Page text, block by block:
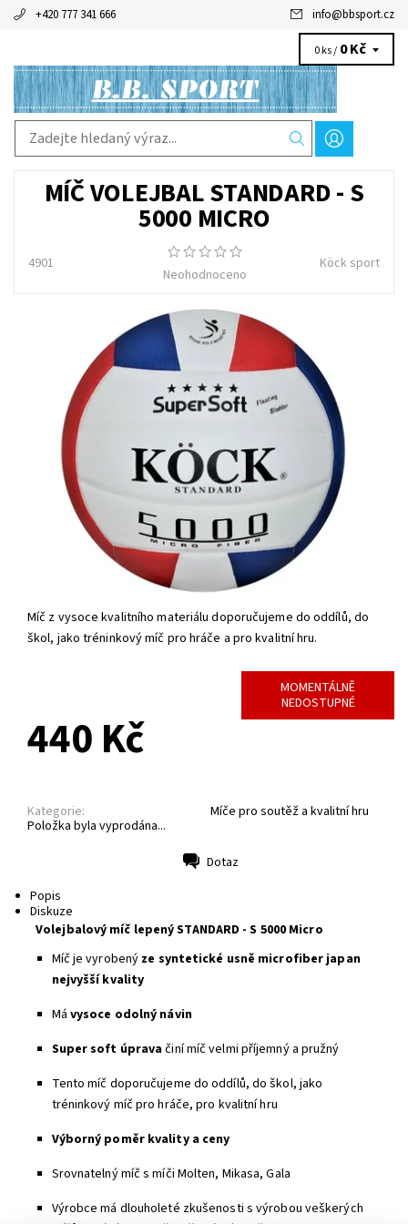
+420 777 341 666 info@bbsport.cz
0 ks / 0 Kč
MÍČ VOLEJBAL STANDARD - S
5000 MICRO
4901
Neohodnoceno
Köck sport
Míč z vysoce kvalitního materiálu doporučujeme do oddílů, do
škol, jako tréninkový míč pro hráče a pro kvalitní hru.
MOMENTÁLNĚ
NEDOSTUPNÉ
440 Kč
Kategorie:
Míče pro soutěž a kvalitní hru
Položka byla vyprodána...
Dotaz
Popis
Diskuze
Volejbalový míč lepený STANDARD - S 5000 Micro
Míč je vyrobený ze syntetické usně microfiber japan
nejvyšší kvality
Má vysoce odolný návin
Super soft úpravačiní míč velmi příjemný a pružný
Tento míč doporučujeme do oddílů, do škol, jako
tréninkový míč pro hráče, pro kvalitní hru
Výborný poměr kvality a ceny
Srovnatelný míč s míči Molten, Mikasa, Gala
Výrobce má dlouholeté zkušenosti s výrobou veškerých